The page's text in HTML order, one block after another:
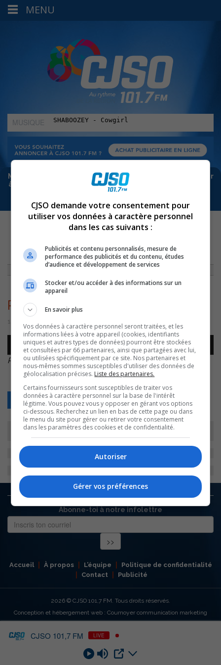
MUSIQUE
:
Meta bloque les infos sur Facebook. Pour ne rien manquer
à Sorel-Tracy et la région, abonne-toi à notre infolettre :
JUDE LE 15 JUILLET EN COMPAGNIE DE SYLVAIN ROCHON »ROCHON –
DRAPEAU
Rochon – drapeau
14 juillet 2016 | Par Journaliste CJSO
Lecteur
audio
00:00
Rochon – drapeau.
Retour
Abonne-toi à notre infolettre
Accueil À propos L’équipe
Politique de confidentialité
Contact
Publicité
2026 © CJSO 101,7 FM. Tous droits réservés.
Conception et hébergement web : Cournoyer communication marketing
CJSO 101,7 FM LIVE
MENU
CJSO demande votre consentement pour
utiliser vos données à caractère personnel
dans les cas suivants :
Publicités et contenu personnalisés, mesure de
performance des publicités et du contenu, études
d’audience et développement de services
Stocker et/ou accéder à des informations sur un
appareil
En savoir plus
Vos données à caractère personnel seront traitées, et les
informations liées à votre appareil (cookies, identifiants
uniques et autres types de données) pourront être stockées
et consultées par 66 partenaires, ainsi que partagées avec lui,
ou utilisées spécifiquement par ce site. Nos partenaires et
nous-mêmes sommes susceptibles d'utiliser des données de
géolocalisation précises. Liste des partenaires.
Certains fournisseurs sont susceptibles de traiter vos
données à caractère personnel sur la base de l'intérêt
légitime. Vous pouvez vous y opposer en gérant vos options
ci-dessous. Recherchez un lien en bas de cette page ou dans
le menu du site pour gérer ou retirer votre consentement
dans les paramètres des cookies et de confidentialité.
Autoriser
Gérer vos préférences